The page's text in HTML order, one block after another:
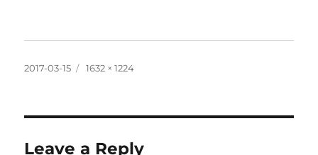
Posted
2017-03-15
Full
1632 × 1224
Leave a Reply